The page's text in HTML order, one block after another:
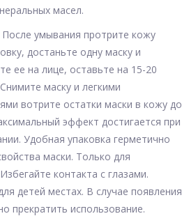
масел.
После умывания протрите кожу
достаньте одну маску и
ее на лице, оставьте на 15-20
маску и легкими
вотрите остатки маски в кожу до
эффект достигается при
Удобная упаковка герметично
маски. Только для
контакта с глазами.
детей местах. В случае появления
прекратить использование.